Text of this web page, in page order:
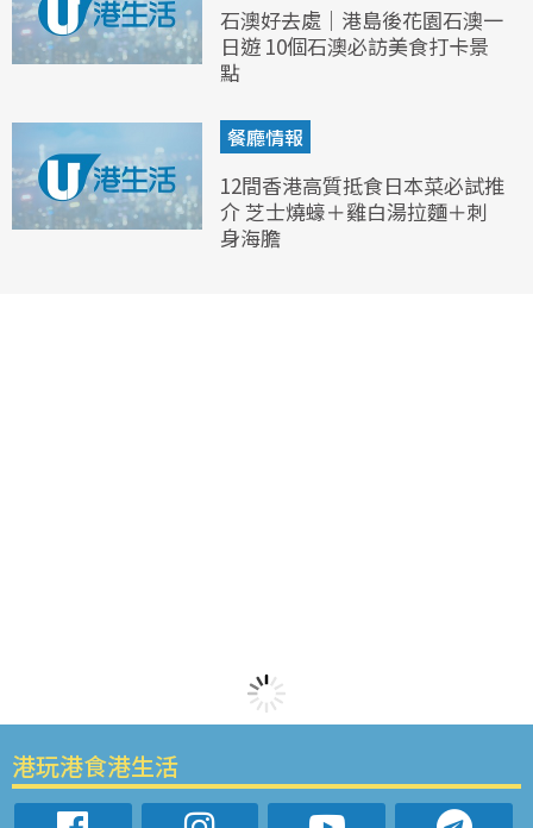
石澳好去處｜港島後花園石澳一
日遊 10個石澳必訪美食打卡景
點
餐廳情報
12間香港高質抵食日本菜必試推
介 芝士燒蠔＋雞白湯拉麵＋刺
身海膽
港玩港食港生活